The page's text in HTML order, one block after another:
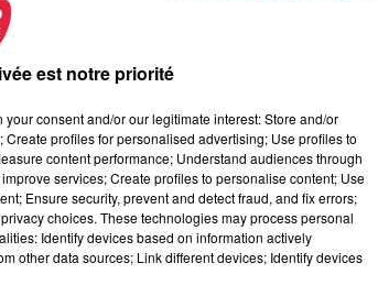
est notre priorité
consent and/or our legitimate interest: Store and/or
profiles for personalised advertising; Use profiles to
content performance; Understand audiences through
services; Create profiles to personalise content; Use
Ensure security, prevent and detect fraud, and fix errors;
choices. These technologies may process personal
Identify devices based on information actively
other data sources; Link different devices; Identify devices